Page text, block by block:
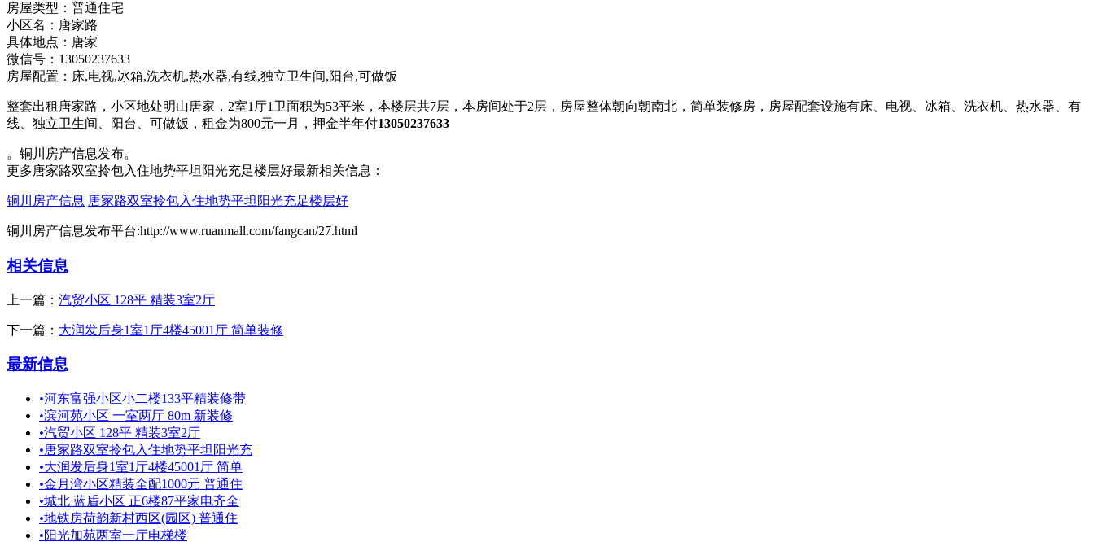
房屋类型： 普通住宅
小区名： 唐家路
具体地点： 唐家
微信号： 13050237633
房屋配置： 床,电视,冰箱,洗衣机,热水器,有线,独立卫生间,阳台,可做饭
整套出租唐家路，小区地处明山唐家，2室1厅1卫面积为53平米，本楼层共7层，本房间处于2层，房屋整体朝向朝南北，简单装修房，房屋配套设施有床、电视、冰箱、洗衣机、热水器、有
线、独立卫生间、阳台、可做饭，租金为800元一月，押金半年付13050237633
。铜川房产信息发布。
更多唐家路双室拎包入住地势平坦阳光充足楼层好最新相关信息：
铜川房产信息 唐家路双室拎包入住地势平坦阳光充足楼层好
铜川房产信息发布平台:http://www.ruanmall.com/fangcan/27.html
相关信息
上一篇： 汽贸小区 128平 精装3室2厅
下一篇： 大润发后身1室1厅4楼45001厅 简单装修
最新信息
•河东富强小区小二楼133平精装修带
•滨河苑小区 一室两厅 80m 新装修
•汽贸小区 128平 精装3室2厅
•唐家路双室拎包入住地势平坦阳光充
•大润发后身1室1厅4楼45001厅 简单
•金月湾小区精装全配1000元 普通住
•城北 蓝盾小区 正6楼87平家电齐全
•地铁房荷韵新村西区(园区) 普通住
•阳光加苑两室一厅电梯楼